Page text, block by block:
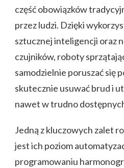
część obowiązków
przez ludzi. Dzięki
sztucznej inteligencji oraz
czujników, roboty
samodzielnie poruszać się
skutecznie usuwać brud i
nawet w trudno
Jedną z kluczowych zalet
jest ich poziom
programowaniu